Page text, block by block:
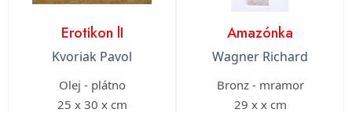
Erotikon lI
Kvoriak Pavol
Olej - plátno
25 x 30 x cm
Amazónka
Wagner Richard
Bronz - mramor
29 x x cm